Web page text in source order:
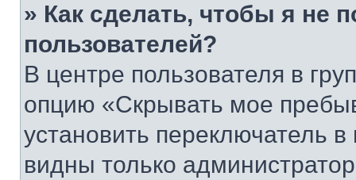
» Как сделать, чтобы я не
пользователей?
В центре пользователя в
опцию «Скрывать мое
установить переключатель
видны только